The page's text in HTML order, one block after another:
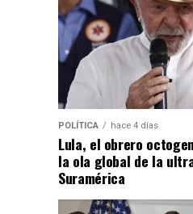
POLÍTICA hace 4 días
Lula, el obrero
la ola global de la
Suramérica